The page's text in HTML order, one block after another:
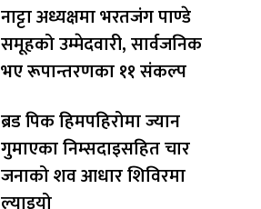
नाट्टा अध्यक्षमा भरतजंग पाण्डे
समूहको उम्मेदवारी, सार्वजनिक
भए रूपान्तरणका ११ संकल्प
ब्रड पिक हिमपहिरोमा ज्यान
गुमाएका निम्सदाइसहित चार
जनाको शव आधार शिविरमा